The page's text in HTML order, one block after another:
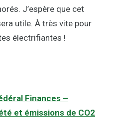
J’espère que cet
utile. À très vite pour
électrifiantes !
Finances –
et émissions de CO2